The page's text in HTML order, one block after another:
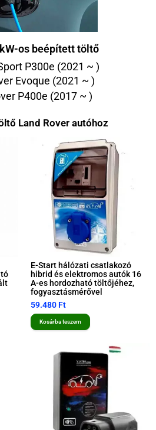
os beépített töltő
P300e (2021 ~ )
Evoque (2021 ~ )
P400e (2017 ~ )
Land Rover autóhoz
E-Start hálózati csatlakozó
hibrid és elektromos autók 16
A-es hordozható töltőjéhez,
fogyasztásmérővel
59.480 Ft
Kosárba teszem